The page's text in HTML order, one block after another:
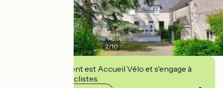
2/10
Cet établissement est Accueil Vélo et s'engage à
accueillir des cyclistes.